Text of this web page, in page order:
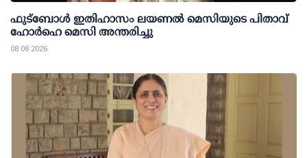
ഫുട്ബോൾ ഇതിഹാസം ലയണൽ മെസിയുടെ പിതാവ്
ഹോർഹെ മെസി അന്തരിച്ചു
08 08 2026